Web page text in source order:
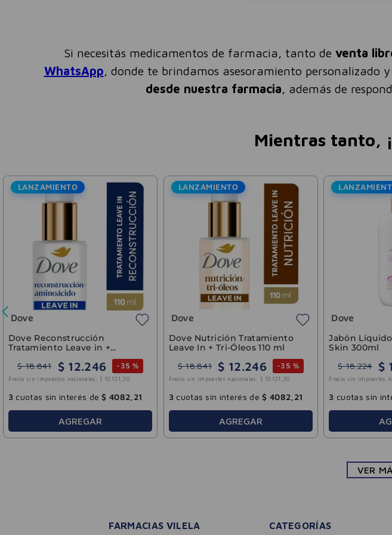
Si necesitás medicamentos de farmacia, tanto de venta
WhatsApp, donde te brindamos asesoramiento personalizado
desde nuestra farmacia, además de
Mientras tanto,
LANZAMIENTO
Dove
Dove Reconstrucción
Tratamiento Leave in +
$ 18.841 $ 12.246 - 35 %
Precio sin impuestos nacionales: $ 10 .121 , 20
3 cuotas sin interés de $ 4082 21
AGREGAR
LANZAMIENTO
Dove
Dove Nutrición Tratamiento
Leave In + Tri-Óleos 110 ml
$ 18.841 $ 12.246 -35 %
Precio sin impuestos nacionales: $ 10. 121 , 20
3cuotas sin interés de $ 4082 21
AGREGAR
Dove
Jabón
Skin 300ml
$ 18.224 $
Precio sin impuestos
3 cuotas sin
VER
FARMACIAS VILELA CATEGORÍAS